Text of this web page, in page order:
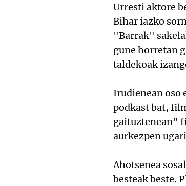
Urresti aktore
Bihar iazko
"Barrak"
gune horretan
taldekoak
Irudienean oso
podkast bat,
gaituztenean"
aurkezpen
Ahotsenea
besteak beste.